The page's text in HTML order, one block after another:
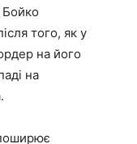
того, як у
на його
на